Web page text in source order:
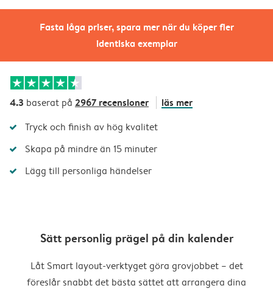
Fasta låga priser, spara mer när du köper fler
identiska exemplar
4.3 baserat på 2967 recensioner läs mer
Tryck och finish av hög kvalitet
Skapa på mindre än 15 minuter
Lägg till personliga händelser
Sätt personlig prägel på din kalender
Låt Smart layout-verktyget göra grovjobbet – det
föreslår snabbt det bästa sättet att arrangera dina